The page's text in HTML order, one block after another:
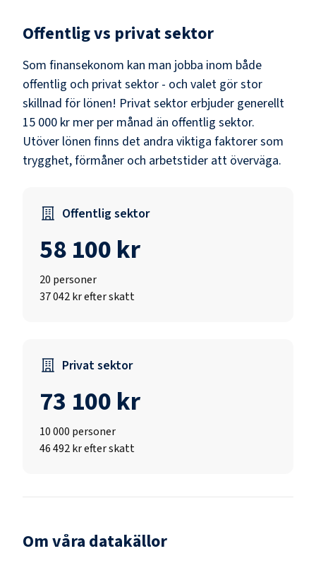
Offentlig vs privat sektor
Som finansekonom kan man jobba inom både
offentlig och privat sektor - och valet gör stor
skillnad för lönen! Privat sektor erbjuder generellt
15 000 kr mer per månad än offentlig sektor.
Utöver lönen finns det andra viktiga faktorer som
trygghet, förmåner och arbetstider att överväga.
Offentlig sektor
58 100 kr
20 personer
37 042 kr efter skatt
Privat sektor
73 100 kr
10 000 personer
46 492 kr efter skatt
Om våra datakällor